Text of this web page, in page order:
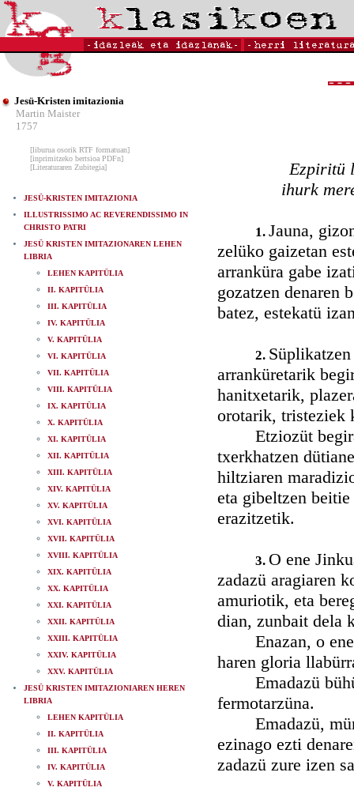
Jesü-Kristen imitazionia
Martin Maister
1757
[liburua osorik RTF formatuan]
[inprimitzeko bertsioa PDFn]
[Literaturaren Zubitegia]
JESÜ-KRISTEN IMITAZIONIA
ILLUSTRISSIMO AC REVERENDISSIMO IN
CHRISTO PATRI
JESÜ KRISTEN IMITAZIONAREN LEHEN
LIBRIA
LEHEN KAPITÜLIA
II. KAPITÜLIA
III. KAPITÜLIA
IV. KAPITÜLIA
V. KAPITÜLIA
VI. KAPITÜLIA
VII. KAPITÜLIA
VIII. KAPITÜLIA
IX. KAPITÜLIA
X. KAPITÜLIA
XI. KAPITÜLIA
XII. KAPITÜLIA
XIII. KAPITÜLIA
XIV. KAPITÜLIA
XV. KAPITÜLIA
XVI. KAPITÜLIA
XVII. KAPITÜLIA
XVIII. KAPITÜLIA
XIX. KAPITÜLIA
XX. KAPITÜLIA
XXI. KAPITÜLIA
XXII. KAPITÜLIA
XXIII. KAPITÜLIA
XXIV. KAPITÜLIA
XXV. KAPITÜLIA
JESÜ KRISTEN IMITAZIONIAREN HEREN
LIBRIA
LEHEN KAPITÜLIA
II. KAPITÜLIA
III. KAPITÜLIA
IV. KAPITÜLIA
V. KAPITÜLIA
Ezpiritü
ihurk
1. Jauna,
zelüko gaizetan
arranküra gabe
gozatzen denaren
batez, estekatü
2.
arranküretarik
hanitxetarik,
orotarik, tristeziek
Etziozüt begira
txerkhatzen
hiltziaren
eta gibeltzen
erazitzetik.
3. O ene
zadazü aragiaren
amuriotik, eta
dian, zunbait dela
Enazan, o ene
haren gloria
Emadazü
fermotarzüna.
Emadazü,
ezinago ezti
zadazü zure izen